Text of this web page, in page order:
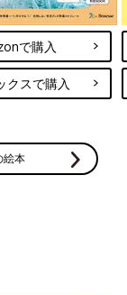
で購入
クスで購入
絵本